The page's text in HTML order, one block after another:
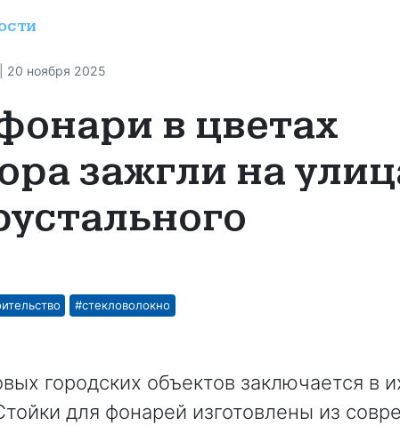
| 20 ноября 2025
в цветах
зажгли на
#стекловолокно
городских объектов заключается в
для фонарей изготовлены из